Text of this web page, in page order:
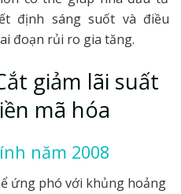
định sáng suốt và điều
đoạn rủi ro gia tăng.
giảm lãi suất
mã hóa
năm 2008
ứng phó với khủng hoảng